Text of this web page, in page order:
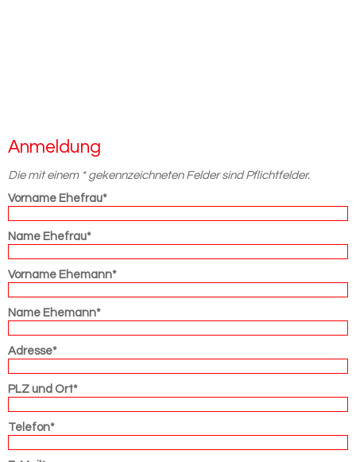
An­mel­dung
Die mit einem * gekennzeichneten Felder sind Pflichtfelder.
Vorname Ehefrau*
Name Ehefrau*
Vorname Ehemann*
Name Ehemann*
Adresse*
PLZ und Ort*
Telefon*